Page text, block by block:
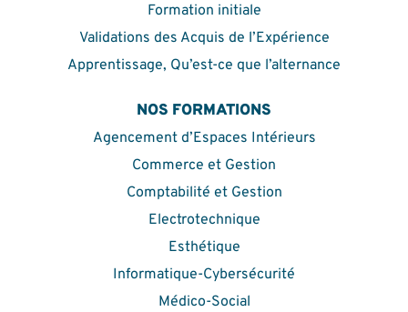
Formation initiale
Validations des Acquis de l’Expérience
Apprentissage, Qu’est-ce que l’alternance
NOS FORMATIONS
Agencement d’Espaces Intérieurs
Commerce et Gestion
Comptabilité et Gestion
Electrotechnique
Esthétique
Informatique-Cybersécurité
Médico-Social